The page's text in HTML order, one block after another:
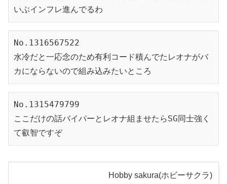
いぶインフレ進んでるわ
No.1316567522
水冷だと一応念のため有利コード積んでたレオナがバ
カにならないので組み込みたいところ
No.1315479799
ここだけの話バイパーとレオナ組ませたらSG同士強く
て叡智ですぞ
Hobby sakura(ホビーサクラ)